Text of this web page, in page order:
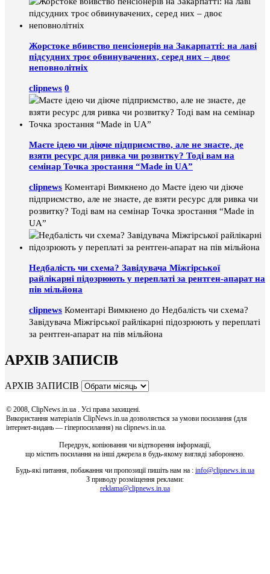
Жорстоке вбивство пенсіонерів на Закарпатті: на лаві
підсудних троє обвинувачених, серед них – двоє
неповнолітніх
clipnews 0
Маєте ідею чи діюче підприємство, але не знаєте, де
взяти ресурс для ривка чи розвитку? Тоді вам на
семінар Точка зростання “Made in UA”
clipnews Коментарі Вимкнено до Маєте ідею чи діюче
підприємство, але не знаєте, де взяти ресурс для ривка чи
розвитку? Тоді вам на семінар Точка зростання “Made in
UA”
Недбалість чи схема? Завідувача Міжгірської
райлікарні підозрюють у переплаті за рентген-апарат на
пів мільйона
clipnews Коментарі Вимкнено до Недбалість чи схема?
Завідувача Міжгірської райлікарні підозрюють у переплаті
за рентген-апарат на пів мільйона
АРХІВ ЗАПИСІВ
АРХІВ ЗАПИСІВ
© 2008, ClipNews.in.ua . Усі права захищені.
Використання матеріалів ClipNews.in.ua дозволяється за умови посилання (для
інтернет-видань — гіперпосилання) на clipnews.in.ua.
Передрук, копіювання чи відтворення інформації,
що містить посилання на інші джерела в будь-якому вигляді заборонено.
Будь-які питання, побажання чи пропозиції пишіть нам на : info@clipnews.in.ua
З приводу розміщення реклами:
reklama@clipnews.in.ua